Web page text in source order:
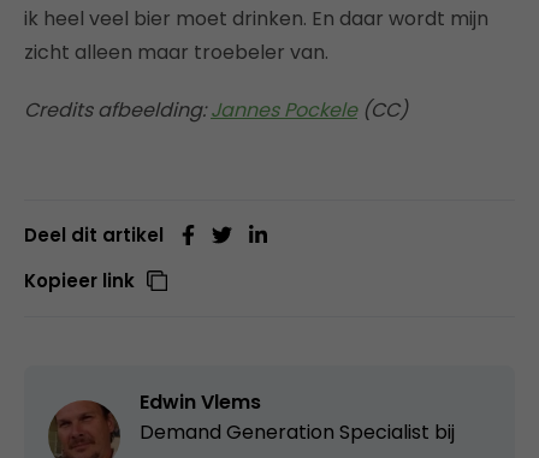
ik heel veel bier moet drinken. En daar wordt mijn
zicht alleen maar troebeler van.
Credits afbeelding:Jannes Pockele(CC)
Deel dit artikel
Kopieer link
Edwin Vlems
Demand Generation Specialist bij